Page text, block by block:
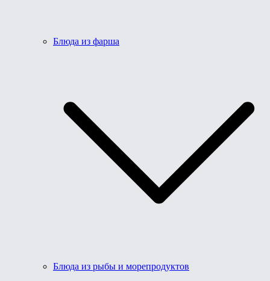
Блюда из фарша
Блюда из рыбы и морепродуктов